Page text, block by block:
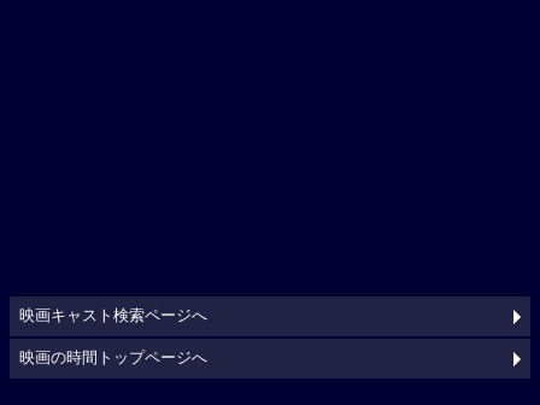
映画キャスト検索ページへ
映画の時間トップページへ